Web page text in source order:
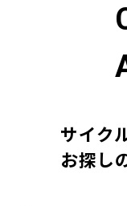
サイク
お探し